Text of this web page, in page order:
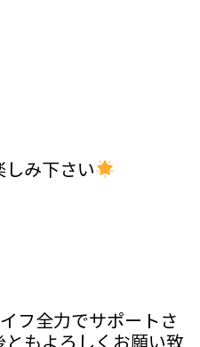
み下さい
フ全力でサポートさ